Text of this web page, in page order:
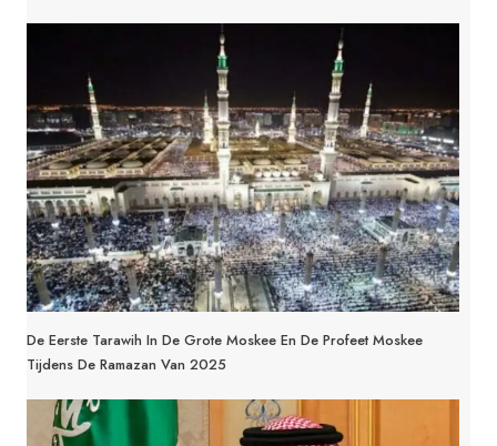
De Eerste Tarawih In De Grote Moskee En De Profeet Moskee
Tijdens De Ramazan Van 2025